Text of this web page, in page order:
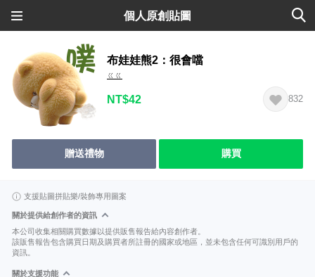
個人原創貼圖
布娃娃熊2：很會噹
ㄍㄍ
NT$42 832
贈送禮物 購買
支援貼圖拼貼樂/裝飾專用圖案
關於提供給創作者的資訊
本公司收集相關購買數據以提供販售報告給內容創作者。
該販售報告包含購買日期及購買者所註冊的國家或地區，並未包含任何可識別用戶的
資訊。
關於支援功能